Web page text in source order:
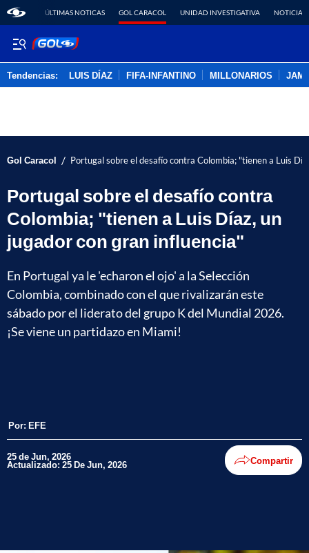
ÚLTIMAS NOTICAS GOL CARACOL UNIDAD INVESTIGATIVA NOTICIAS
Tendencias: LUIS DÍAZ FIFA-INFANTINO MILLONARIOS
Gol Caracol / Portugal sobre el desafío contra Colombia; "tienen a Luis
Portugal sobre el desafío contra
Colombia; "tienen a Luis Díaz, un
jugador con gran influencia"
En Portugal ya le 'echaron el ojo' a la Selección
Colombia, combinado con el que rivalizarán este
sábado por el liderato del grupo K del Mundial 2026.
¡Se viene un partidazo en Miami!
Por: EFE
25 de Jun, 2026
Actualizado: 25 De Jun, 2026 Compartir